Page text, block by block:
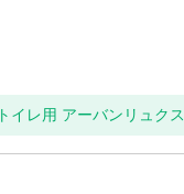
イレ用 アーバンリュクス